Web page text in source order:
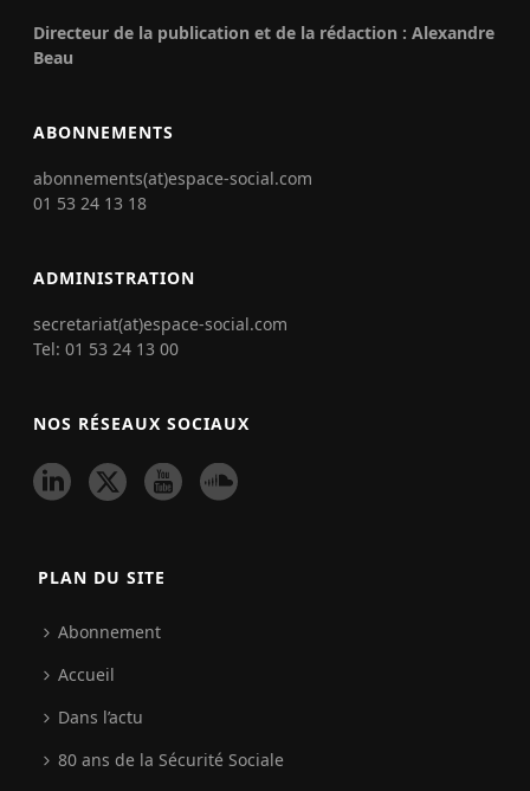
Directeur de la publication et de la rédaction : Alexandre
Beau
ABONNEMENTS
abonnements(at)espace-social.com
01 53 24 13 18
ADMINISTRATION
secretariat(at)espace-social.com
Tel: 01 53 24 13 00
NOS RÉSEAUX SOCIAUX
PLAN DU SITE
Abonnement
Accueil
Dans l’actu
80 ans de la Sécurité Sociale